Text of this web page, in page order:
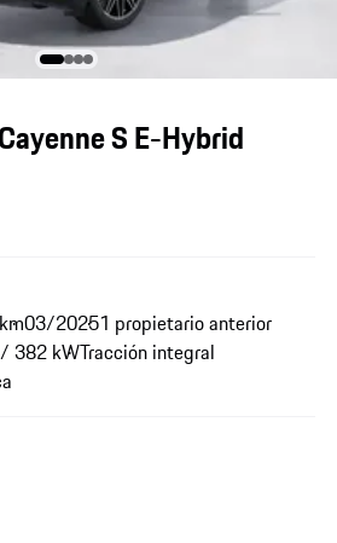
S E-Hybrid
03/20251 propietario anterior
382 kWTracción integral